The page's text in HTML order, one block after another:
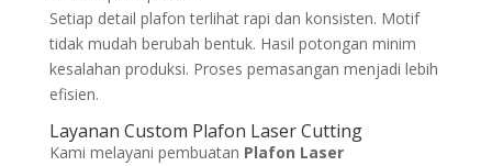
Setiap detail plafon terlihat rapi dan konsisten. Motif
tidak mudah berubah bentuk. Hasil potongan minim
kesalahan produksi. Proses pemasangan menjadi lebih
efisien.
Layanan Custom Plafon Laser Cutting
Kami melayani pembuatan Plafon Laser